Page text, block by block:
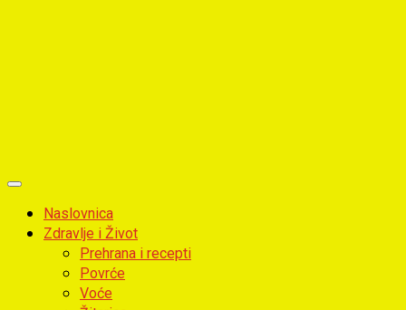
Primary
MenuNaslovnica
Zdravlje i Život
Prehrana i recepti
Povrće
Voće